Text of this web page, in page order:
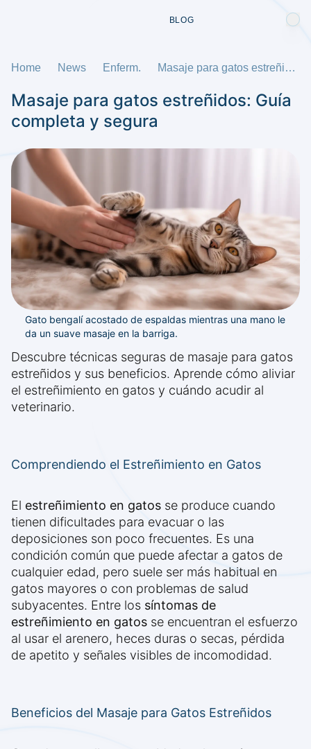
BLOG
Home News Enferm. Masaje para gatos estreñidos: Guía completa y segura
Masaje para gatos estreñidos: Guía
completa y segura
Gato bengalí acostado de espaldas mientras una mano le
da un suave masaje en la barriga.
Descubre técnicas seguras de masaje para gatos
estreñidos y sus beneficios. Aprende cómo aliviar
el estreñimiento en gatos y cuándo acudir al
veterinario.
Comprendiendo el Estreñimiento en Gatos
El estreñimiento en gatos se produce cuando
tienen dificultades para evacuar o las
deposiciones son poco frecuentes. Es una
condición común que puede afectar a gatos de
cualquier edad, pero suele ser más habitual en
gatos mayores o con problemas de salud
subyacentes. Entre los síntomas de
estreñimiento en gatos se encuentran el esfuerzo
al usar el arenero, heces duras o secas, pérdida
de apetito y señales visibles de incomodidad.
Beneficios del Masaje para Gatos Estreñidos